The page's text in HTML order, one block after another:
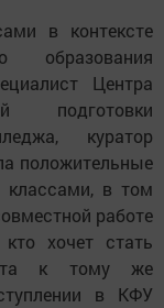
в контексте
образования
Центра
подготовки
куратор
положительные
классами, в том
работе
хочет стать
к тому же
в КФУ